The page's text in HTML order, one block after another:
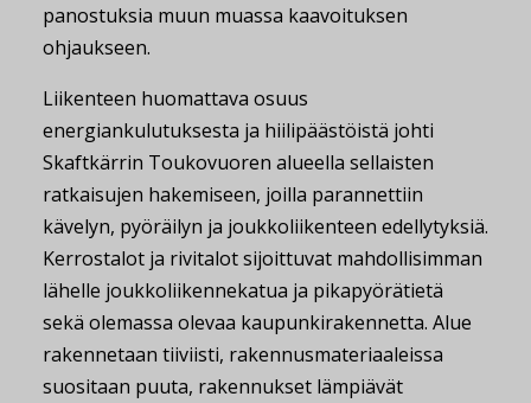
panostuksia muun muassa kaavoituksen
ohjaukseen.
Liikenteen huomattava osuus
energiankulutuksesta ja hiilipäästöistä johti
Skaftkärrin Toukovuoren alueella sellaisten
ratkaisujen hakemiseen, joilla parannettiin
kävelyn, pyöräilyn ja joukkoliikenteen edellytyksiä.
Kerrostalot ja rivitalot sijoittuvat mahdollisimman
lähelle joukkoliikennekatua ja pikapyörätietä
sekä olemassa olevaa kaupunkirakennetta. Alue
rakennetaan tiiviisti, rakennusmateriaaleissa
suositaan puuta, rakennukset lämpiävät